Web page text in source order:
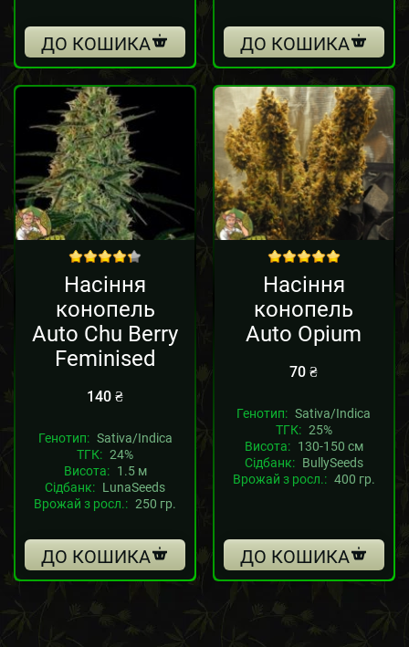
ДО КОШИКА ДО КОШИКА
Насіння
конопель
Auto Chu Berry
Feminised
140₴
Генотип: Sativa/Indica
ТГК: 24%
Висота: 1.5 м
Сідбанк: LunaSeeds
Врожай з росл.: 250 гр.
ДО КОШИКА
Насіння
конопель
Auto Opium
70₴
Генотип: Sativa/Indica
ТГК: 25%
Висота: 130-150 см
Сідбанк: BullySeeds
Врожай з росл.: 400 гр.
ДО КОШИКА